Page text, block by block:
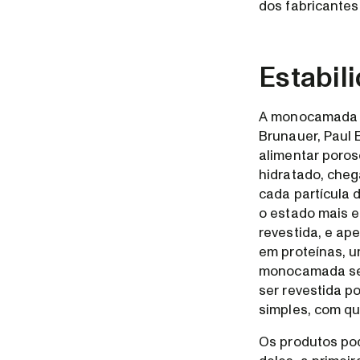
dos
A
Brunauer, Paul
alimentar
hidratado,
cada partícula
o estado mais
revestida, e
em proteínas,
monocamada
ser revestida
simples, com
Os produtos